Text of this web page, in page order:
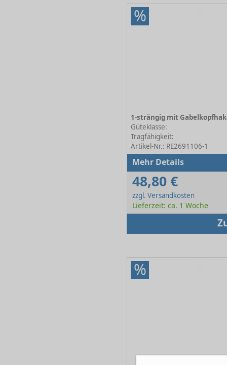
%
Güteklasse:
Tragfähigkeit:
Artikel-Nr.: RE2691106-1
Mehr Details
48,80 €
zzgl. Versandkosten
Lieferzeit: ca. 1 Woche
%